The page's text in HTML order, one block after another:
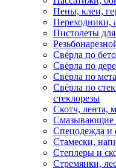
Пены, клеи,
Переходники,
Пистолеты
Свёрла по
Свёрла по
Свёрла по
Свёрла по
стеклорезы
Скотч, лента,
Смазывающие
Спецодежда и
Стамески,
Степлеры и
Стремянки,